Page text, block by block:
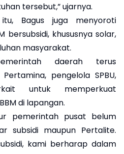
tersebut,” ujarnya.
Bagus juga menyoroti
bersubsidi, khususnya solar,
masyarakat.
daerah terus
pengelola SPBU,
untuk memperkuat
di lapangan.
pemerintah pusat belum
subsidi maupun Pertalite.
kami berharap dalam